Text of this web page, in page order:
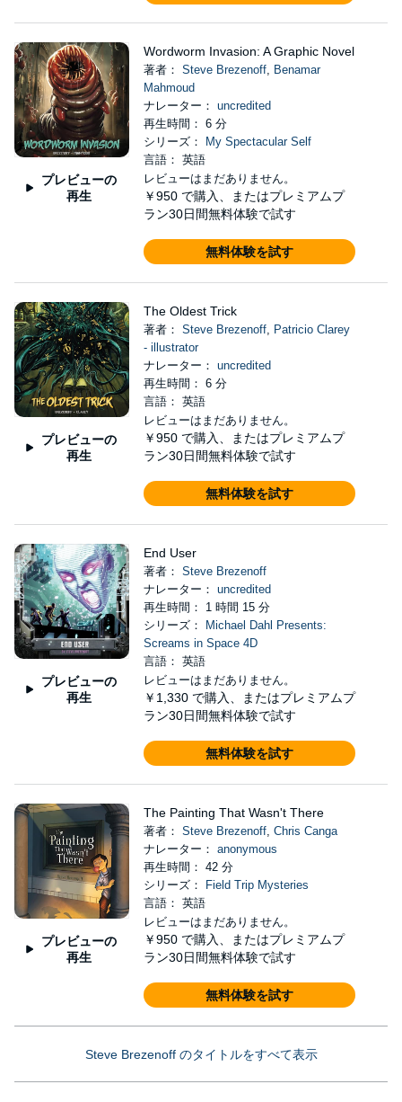
プレビューの
再生
Wordworm Invasion: A Graphic Novel
著者： Steve Brezenoff, Benamar
Mahmoud
ナレーター： uncredited
再生時間： 6 分
シリーズ：
My Spectacular Self
言語： 英語
レビューはまだありません。
￥950 で購入、またはプレミアムプ
ラン30日間無料体験で試す
無料体験を試す
プレビューの
再生
The Oldest Trick
著者： Steve Brezenoff, Patricio Clarey
- illustrator
ナレーター： uncredited
再生時間： 6 分
言語： 英語
レビューはまだありません。
￥950 で購入、またはプレミアムプ
ラン30日間無料体験で試す
無料体験を試す
プレビューの
再生
End User
著者： Steve Brezenoff
ナレーター： uncredited
再生時間： 1 時間 15 分
シリーズ：
Michael Dahl Presents:
Screams in Space 4D
言語： 英語
レビューはまだありません。
￥1,330 で購入、またはプレミアムプ
ラン30日間無料体験で試す
無料体験を試す
プレビューの
再生
The Painting That Wasn't There
著者： Steve Brezenoff, Chris Canga
ナレーター： anonymous
再生時間： 42 分
シリーズ：
Field Trip Mysteries
言語： 英語
レビューはまだありません。
￥950 で購入、またはプレミアムプ
ラン30日間無料体験で試す
無料体験を試す
Steve Brezenoff のタイトルをすべて表示